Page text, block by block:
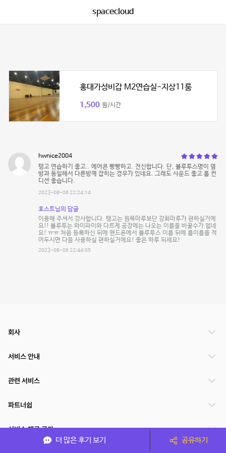
spacecloud
홍대가성비갑 M2연습실-지상11룸
1,500 원/시간
hwnice2004
탱고 연습하기 좋고.. 에어콘 빵빵하고. 전신합니다. 단, 블루투스명이 옆
방과 동일해서 다른방께 잡히는 경우가 있네요. 그래도 사운드 좋고 룸 컨
디션 좋습니다.
2023-08-06 22:24:14
호스트님의 답글
이용해 주셔서 감사합니다. 탱고는 원목마루보단 강화마루가 편하실거에
요!! 블루투는 와이파이와 다르게 공장에는 나오는 이름을 바꿀수가 없네
요! ㅠㅠ 처음 등록하신 뒤에 핸드폰에서 블루투스 이름 뒤에 룸이름을 적
어두시면 다음 사용하실 편하실거에요! 좋은 하루 되세요!
2023-08-06 22:44:05
더 많은 후기 보기 공유하기
회사
서비스 안내
관련 서비스
파트너쉽
서비스 제공 국가